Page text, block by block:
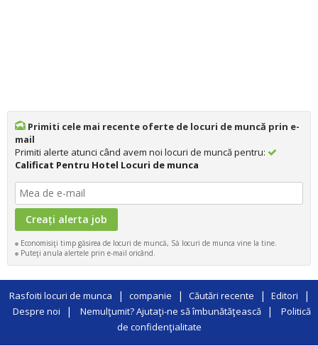
Primiti cele mai recente oferte de locuri de muncă prin e-
mail
Primiti alerte atunci când avem noi locuri de muncă pentru:
Calificat Pentru Hotel Locuri de munca
Economisiţi timp găsirea de locuri de muncă, Să locuri de munca vine la tine.
Puteţi anula alertele prin e-mail oricând.
Rasfoiti locuri de munca | companie | Căutări recente | Editori |
Despre noi | Nemulţumit? Ajutaţi-ne să îmbunătăţească |
Politică
de confidenţialitate